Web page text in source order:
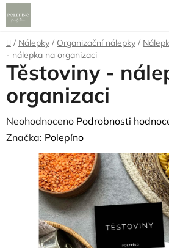
Přejít
na
obsah
Domů
/ Nálepky / Organizační nálepky /
- nálepka na organizaci
Těstoviny -
organizaci
Průměrné
hodnocení
produktu
hvězdiček.
Neohodnoceno Podrobnosti
Značka: Polepíno